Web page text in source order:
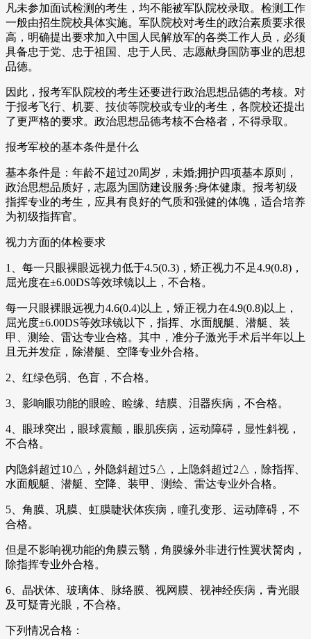
凡未参加面试检测的考生，均不能被军队院校录取。检测工作
一般由招生院校具体实施。军队院校对考生的政治素质要求很
高，明确提出要求加入中国人民解放军的各类工作人员，必须
具备忠于党、忠于祖国、忠于人民、志愿献身国防事业的思想
品德。
因此，报考军队院校的考生还要进行政治思想品德的考核。对
于报考飞行、机要、技侦等院校或专业的考生，各院校还提出
了更严格的要求。政治思想品德考核不合格者，不得录取。
报考军校的基本条件是什么
基本条件是：年龄不超过20周岁，未婚;拥护四项基本原则，
政治思想品质好，志愿为国防建设服务;身体健康。报考初级
指挥专业的考生，应具有良好的气质和强健的体魄，适合培养
为初级指挥官。
视力方面的体检要求
1、每一只眼裸眼远视力低于4.5(0.3)，矫正视力不足4.9(0.8)，
屈光度在±6.00DS等效球镜以上，不合格。
每一只眼裸眼远视力4.6(0.4)以上，矫正视力在4.9(0.8)以上，
屈光度±6.00DS等效球镜以下，指挥、水面舰艇、潜艇、装
甲、测绘、雷达专业合格。其中，准分子激光手术后半年以上
且无并发症，除潜艇、空降专业外合格。
2、红绿色弱、色盲，不合格。
3、影响眼功能的眼睑、睑缘、结膜、泪器疾病，不合格。
4、眼球突出，眼球震颤，眼肌疾病，运动障碍，显性斜视，
不合格。
内隐斜超过10△，外隐斜超过5△，上隐斜超过2△，除指挥、
水面舰艇、潜艇、空降、装甲、测绘、雷达专业外合格。
5、角膜、巩膜、虹膜睫状体疾病，瞳孔变形、运动障碍，不
合格。
但是不影响视功能的角膜云翳，角膜缘外非进行性翼状胬肉，
除指挥专业外合格。
6、晶状体、玻璃体、脉络膜、视网膜、视神经疾病，青光眼
及可疑青光眼，不合格。
下列情况合格：